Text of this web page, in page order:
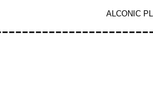
ALCONIC